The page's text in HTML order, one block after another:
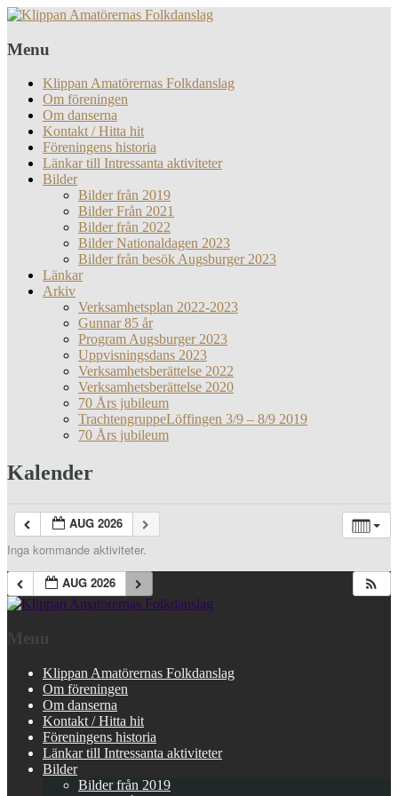
Menu
Klippan Amatörernas Folkdanslag
Om föreningen
Om danserna
Kontakt / Hitta hit
Föreningens historia
Länkar till Intressanta aktiviteter
Bilder
Bilder från 2019
Bilder Från 2021
Bilder från 2022
Bilder Nationaldagen 2023
Bilder från besök Augsburger 2023
Länkar
Arkiv
Verksamhetsplan 2022-2023
Gunnar 85 år
Program Augsburger 2023
Uppvisningsdans 2023
Verksamhetsberättelse 2022
Verksamhetsberättelse 2020
70 Års jubileum
TrachtengruppeLöffingen 3/9 – 8/9 2019
70 Års jubileum
Kalender
AUG 2026
Inga kommande aktiviteter.
AUG 2026
Menu
Klippan Amatörernas Folkdanslag
Om föreningen
Om danserna
Kontakt / Hitta hit
Föreningens historia
Länkar till Intressanta aktiviteter
Bilder
Bilder från 2019